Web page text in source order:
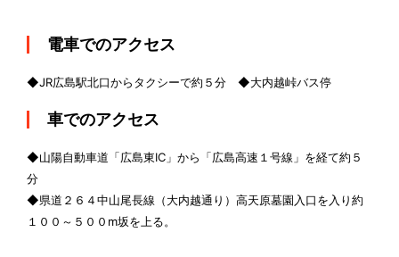
電車でのアクセス
◆JR広島駅北口からタクシーで約５分 ◆大内越峠バス停
車でのアクセス
◆山陽自動車道「広島東IC」から「広島高速１号線」を経て約５
分
◆県道２６４中山尾長線（大内越通り）高天原墓園入口を入り約
１００～５００m坂を上る。